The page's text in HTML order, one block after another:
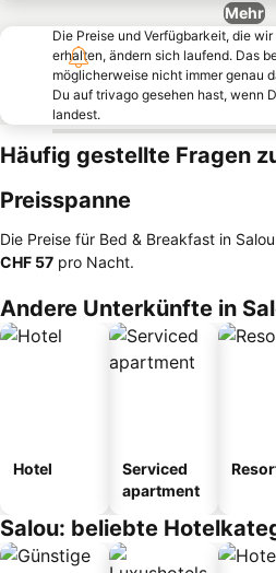
Mehr
Die Preise und Verfügbarkeit, die
erhalten, ändern sich laufend. Das
möglicherweise nicht immer genau
Du auf trivago gesehen hast, wenn
landest.
Häufig gestellte Fragen
Preisspanne
Die Preise für Bed & Breakfast in
‎CHF 57 pro Nacht.
Andere Unterkünfte in
Hotel
Serviced
apartment
Salou: beliebte